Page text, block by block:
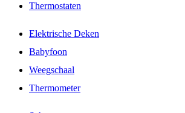
Thermostaten
Elektrische Deken
Babyfoon
Weegschaal
Thermometer